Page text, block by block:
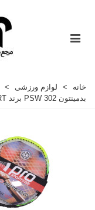
خانه > لوازم ورزشی >
بدمینتون PSW 302 برند PRO SPORT